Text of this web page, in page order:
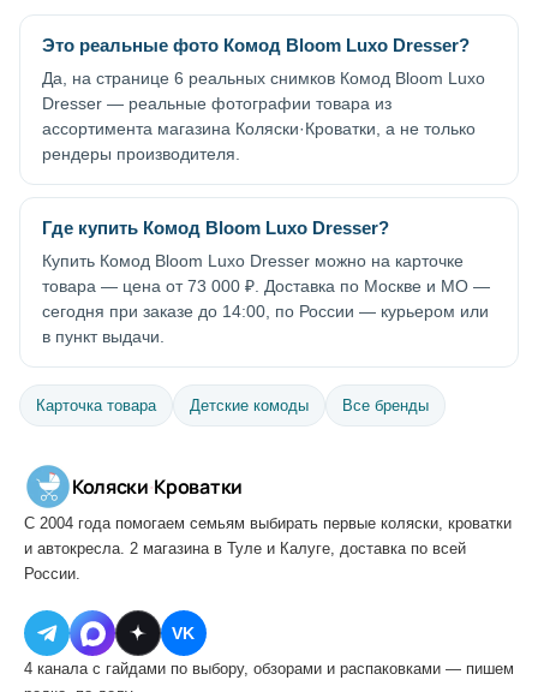
Это реальные фото Комод Bloom Luxo Dresser?
Да, на странице 6 реальных снимков Комод Bloom Luxo
Dresser — реальные фотографии товара из
ассортимента магазина Коляски·Кроватки, а не только
рендеры производителя.
Где купить Комод Bloom Luxo Dresser?
Купить Комод Bloom Luxo Dresser можно на карточке
товара — цена от 73 000 ₽. Доставка по Москве и МО —
сегодня при заказе до 14:00, по России — курьером или
в пункт выдачи.
Карточка товара Детские комоды Все бренды
Коляски·Кроватки
С 2004 года помогаем семьям выбирать первые коляски, кроватки
и автокресла. 2 магазина в Туле и Калуге, доставка по всей
России.
VK
4 канала с гайдами по выбору, обзорами и распаковками — пишем